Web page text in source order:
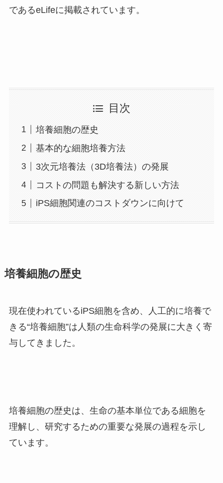
であるeLifeに掲載されています。
目次
培養細胞の歴史
基本的な細胞培養方法
3次元培養法（3D培養法）の発展
コストの問題も解決する新しい方法
iPS細胞関連のコストダウンに向けて
培養細胞の歴史
現在使われているiPS細胞を含め、人工的に培養で
きる“培養細胞”は人類の生命科学の発展に大きく寄
与してきました。
培養細胞の歴史は、生命の基本単位である細胞を
理解し、研究するための重要な発展の過程を示し
ています。